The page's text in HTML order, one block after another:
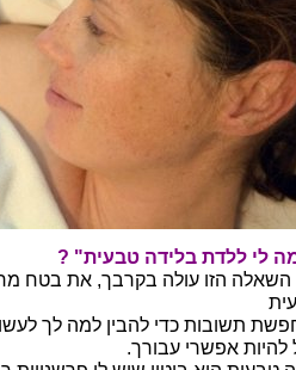
לי ללדת בלידה טבעית" ?
הזו עולה בקרבך, את בטח
תשובות כדי להבין למה לך
להיות אפשרי עבורך.